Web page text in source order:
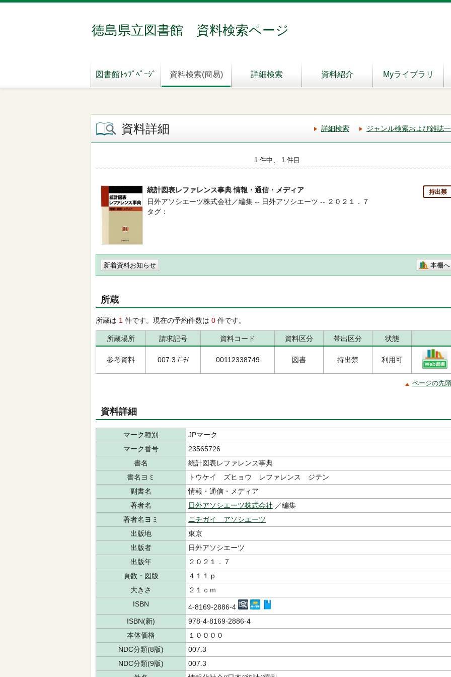
徳島県立図書館 資料検索ページ
図書館ﾄｯﾌﾟﾍﾟｰｼﾞ 資料検索(簡易) 詳細検索 資料紹介 Myライブラリ
資料詳細 詳細検索 ジャンル検索および雑誌
1 件中、 1 件目
統計図表レファレンス事典 情報・通信・メディア 持出禁
日外アソシエーツ株式会社／編集 -- 日外アソシエーツ -- ２０２１．７
タグ
新着資料お知らせ 本棚へ
所蔵
所蔵は 1 件です。現在の予約件数は 0 件です。
所蔵場所 請求記号 資料コード 資料区分 帯出区分 状態
参考資料 007.3 /ﾆﾁ/ 00112338749 図書 持出禁 利用可
ページの先
資料詳細
マーク種別
JPマーク
マーク番号
23565726
書名
統計図表レファレンス事典
書名ヨミ
トウケイ ズヒョウ レファレンス ジテン
副書名
情報・通信・メディア
著者名
日外アソシエーツ株式会社 ／編集
著者名ヨミ
ニチガイ アソシエーツ
出版地
東京
出版者
日外アソシエーツ
出版年
２０２１．７
頁数・図版
４１１ｐ
大きさ
２１ｃｍ
ISBN
4-8169-2886-4
ISBN(新)
978-4-8169-2886-4
本体価格
１００００
NDC分類(8版)
007.3
NDC分類(9版)
007.3